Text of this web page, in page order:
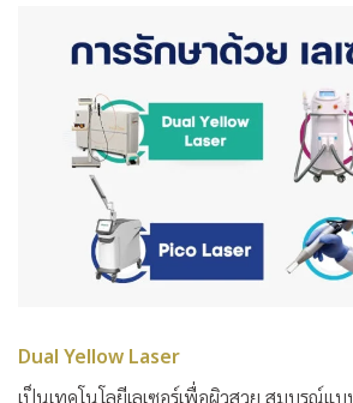
Dual Yellow Laser
เป็นเทคโนโลยีเลเซอร์เพื่อผิวสวย สมบูรณ์แ